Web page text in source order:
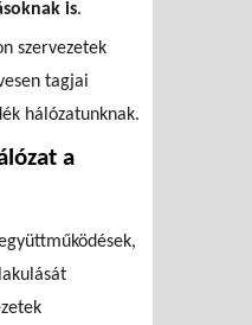
is.
szervezetek
tagjai
hálózatunknak.
a